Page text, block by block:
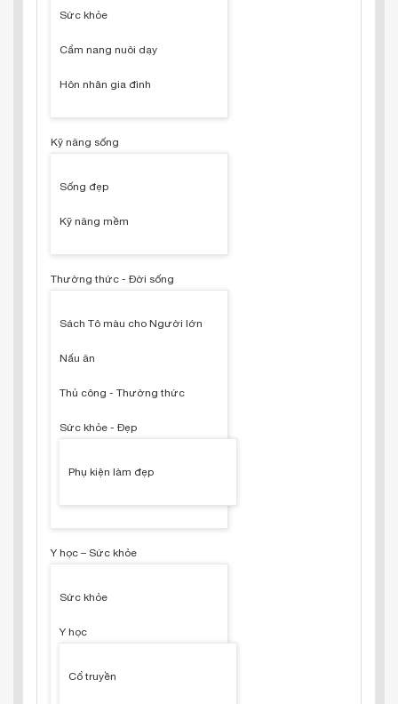
Sức khỏe
Cẩm nang nuôi dạy
Hôn nhân gia đình
Kỹ năng sống
Sống đẹp
Kỹ năng mềm
Thường thức - Đời sống
Sách Tô màu cho Người lớn
Nấu ăn
Thủ công - Thường thức
Sức khỏe - Đẹp
Phụ kiện làm đẹp
Y học – Sức khỏe
Sức khỏe
Y học
Cổ truyền